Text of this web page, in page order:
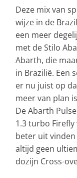
Deze mix van
wijze in de
een meer
met de Stilo
Abarth, die
in Brazilië. Een
er nu juist op
meer van plan
De Abarth
1.3 turbo Firefly
beter uit
altijd geen
dozijn Cross-